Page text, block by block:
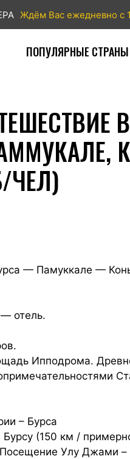
Ждём Вас ежедневно с
ПОПУЛЯРНЫЕ СТРАНЫ
ЧЕЛ)
— Памуккале —
отель.
Ипподрома.
– Бурса
Бурсу (150 км /
Улу Джами –